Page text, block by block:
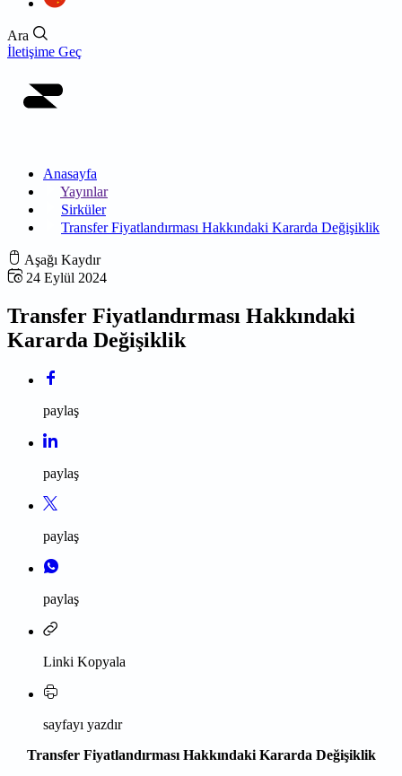
Ara
İletişime Geç
Anasayfa
Yayınlar
Sirküler
Transfer Fiyatlandırması Hakkındaki Kararda Değişiklik
Aşağı Kaydır
24 Eylül 2024
Transfer Fiyatlandırması Hakkındaki
Kararda Değişiklik
paylaş
paylaş
paylaş
paylaş
Linki Kopyala
sayfayı yazdır
Transfer Fiyatlandırması Hakkındaki Kararda Değişiklik